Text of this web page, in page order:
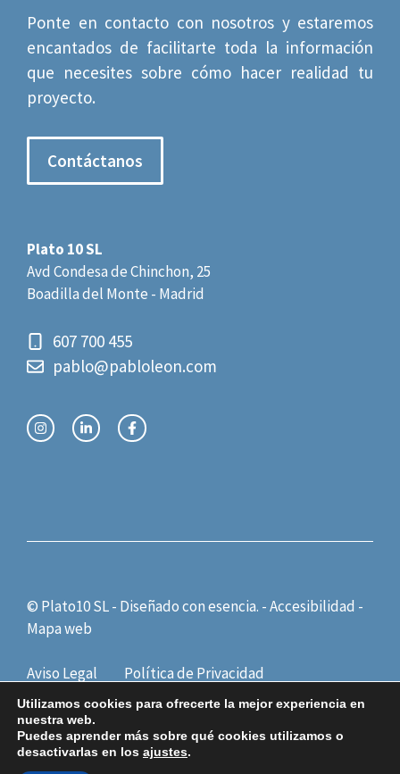
Ponte en contacto con nosotros y estaremos
encantados de facilitarte toda la información
que necesites sobre cómo hacer realidad tu
proyecto.
Contáctanos
Plato 10 SL
Avd Condesa de Chinchon, 25
Boadilla del Monte - Madrid
607 700 455
pablo@pabloleon.com
© Plato10 SL - Diseñado conesencia. -Accesibilidad -
Mapa web
Aviso Legal
Política de Privacidad
Política de Cookies
Utilizamos cookies para ofrecerte la mejor experiencia en
nuestra web.
Puedes aprender más sobre qué cookies utilizamos o
desactivarlas en los ajustes.